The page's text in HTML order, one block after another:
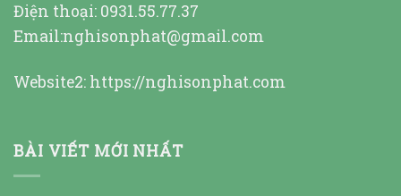
Điện thoại: 0931.55.77.37
Email:nghisonphat@gmail.com
Website2: https://nghisonphat.com
BÀI VIẾT MỚI NHẤT